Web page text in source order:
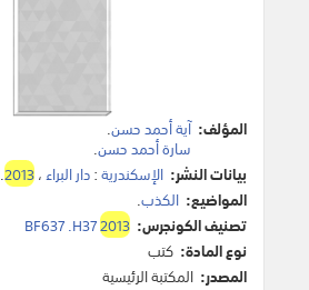
المؤلف: آية أحمد حسن.
سارة أحمد حسن.
بيانات النشر: الإسكندرية:دار البراء،2013
.
المواضيع: الكذب.
تصنيف الكونجرس:
BF637 .H372013
نوع المادة: كتب
المصدر: المكتبة الرئيسية